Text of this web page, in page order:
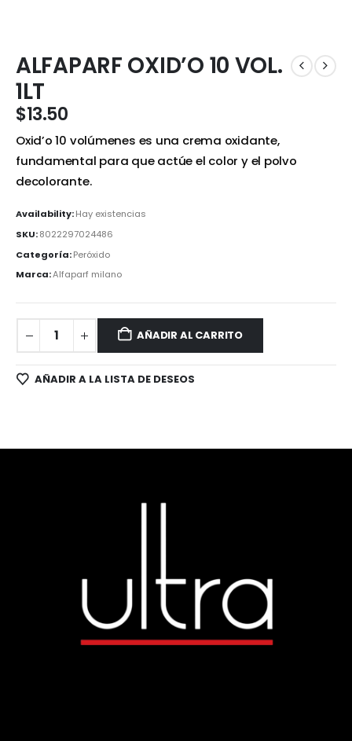
ALFAPARF OXID’O 10 VOL.
1LT
$13.50
Oxid’o 10 volúmenes es una crema oxidante,
fundamental para que actúe el color y el polvo
decolorante.
Availability:Hay existencias
SKU:8022297024486
Categoría:Peróxido
Marca:Alfaparf milano
AÑADIR AL CARRITO
AÑADIR A LA LISTA DE DESEOS